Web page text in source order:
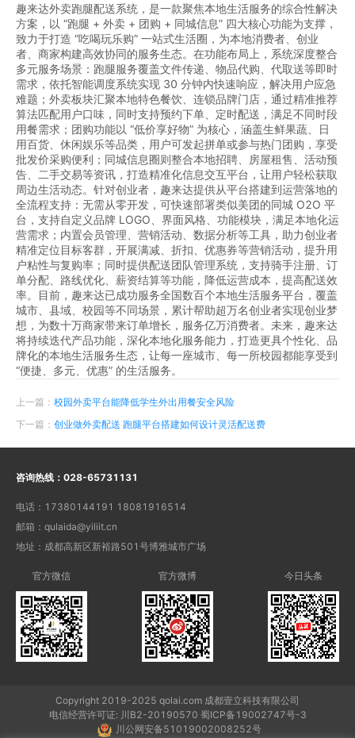
趣来达外卖跑腿配送系统，是一款聚焦本地生活服务的综合性解决
方案，以 “跑腿 + 外卖 + 团购 + 同城信息” 四大核心功能为支撑，
致力于打造 “吃喝玩乐购” 一站式生活圈，为本地消费者、创业
者、商家构建高效协同的服务生态。在功能布局上，系统深度整合
多元服务场景：跑腿服务覆盖文件传递、物品代购、代取送等即时
需求，依托智能调度系统实现 30 分钟内快速响应，解决用户应急
难题；外卖板块汇聚本地特色餐饮、连锁品牌门店，通过精准推荐
算法匹配用户口味，同时支持预约下单、定时配送，满足不同时段
用餐需求；团购功能以 “低价享好物” 为核心，涵盖生鲜果蔬、日
用百货、休闲娱乐等品类，用户可发起拼单或参与热门团购，享受
批发价采购便利；同城信息圈则整合本地招聘、房屋租售、活动预
告、二手交易等资讯，打造精准化信息交互平台，让用户轻松获取
周边生活动态。针对创业者，趣来达提供从平台搭建到运营落地的
全流程支持：无需从零开发，可快速部署类似美团的同城 O2O 平
台，支持自定义品牌 LOGO、界面风格、功能模块，满足本地化运
营需求；内置会员管理、营销活动、数据分析等工具，助力创业者
精准定位目标客群，开展满减、折扣、优惠券等营销活动，提升用
户粘性与复购率；同时提供配送团队管理系统，支持骑手注册、订
单分配、路线优化、薪资结算等功能，降低运营成本，提高配送效
率。目前，趣来达已成功服务全国数百个本地生活服务平台，覆盖
城市、县域、校园等不同场景，累计帮助超万名创业者实现创业梦
想，为数十万商家带来订单增长，服务亿万消费者。未来，趣来达
将持续迭代产品功能，深化本地化服务能力，打造更具个性化、品
牌化的本地生活服务生态，让每一座城市、每一所校园都能享受到
“便捷、多元、优惠” 的生活服务。
上一篇： 校园外卖平台能降低学生外出用餐安全风险
下一篇： 创业做外卖配送 跑腿平台搭建如何设计灵活配送费
咨询热线： 028-65731131
电话： 17380144191 18081916514
邮箱： qulaida@yiliit.cn
地址： 成都高新区新裕路501号博雅城市广场
官方微信 官方微博 今日头条
Copyright 2019-2025 qolai.com 成都壹立科技有限公司
电信经营许可证: 川B2-20190570 蜀ICP备19002747号-3
川公网安备51019002008252号